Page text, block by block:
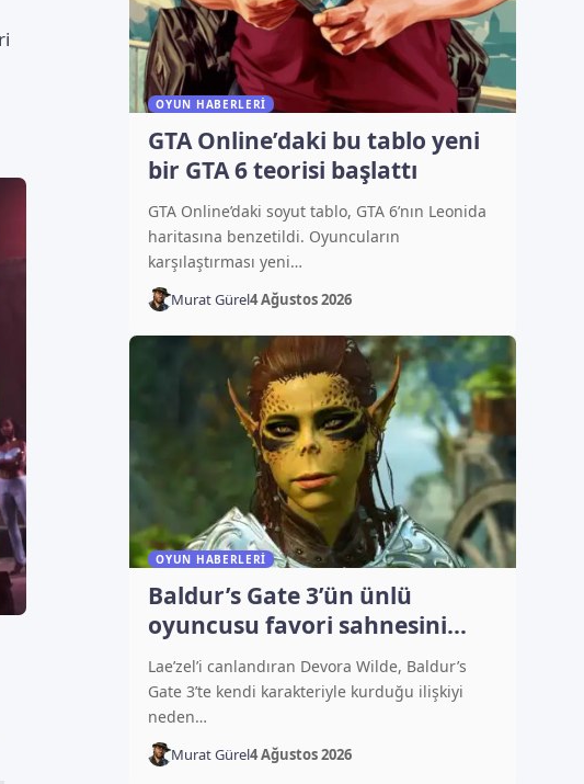
OYUN HABERLERI
GTA Online’daki bu tablo yeni
bir GTA 6 teorisi başlattı
GTA Online’daki soyut tablo, GTA 6’nın Leonida
haritasına benzetildi. Oyuncuların
karşılaştırması yeni…
Murat Gürel4 Ağustos 2026
OYUN HABERLERI
Baldur’s Gate 3’ün ünlü
oyuncusu favori sahnesini
açıkladı
Lae’zel’i canlandıran Devora Wilde, Baldur’s
Gate 3’te kendi karakteriyle kurduğu ilişkiyi
neden…
Murat Gürel4 Ağustos 2026